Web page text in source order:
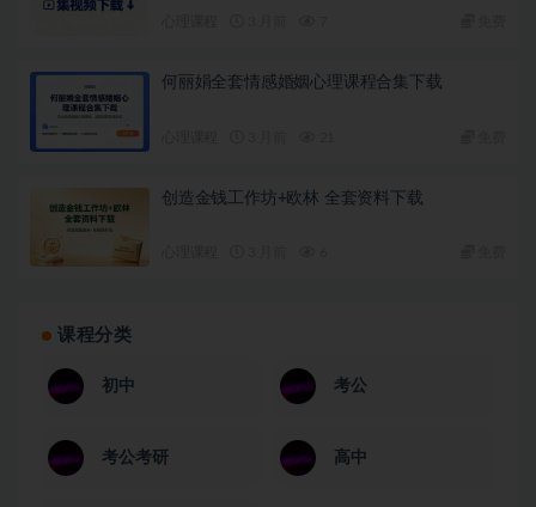
何丽娟全套情感婚姻心理课程合集下载
创造金钱工作坊+欧林 全套资料下载
课程分类
初中 考公
考公考研 高中